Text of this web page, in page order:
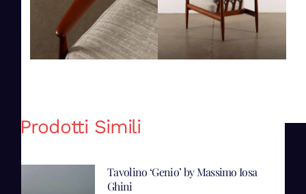
Prodotti Simili
Tavolino ‘Genio’ by Massimo Iosa
Ghini